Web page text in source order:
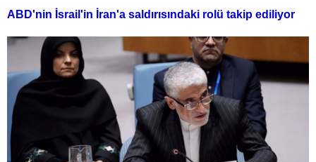
ABD'nin İsrail'in İran'a saldırısındaki rolü takip ediliyor